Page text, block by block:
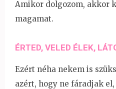
Amikor dolgozom, akkor
magamat.
ÉRTED, VELED ÉLEK,
Ezért néha nekem is
azért, hogy ne fáradjak